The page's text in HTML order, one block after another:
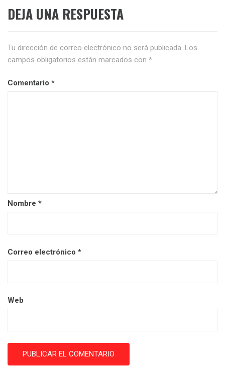
DEJA UNA RESPUESTA
Tu dirección de correo electrónico no será publicada. Los
campos obligatorios están marcados con *
Comentario *
Nombre *
Correo electrónico *
Web